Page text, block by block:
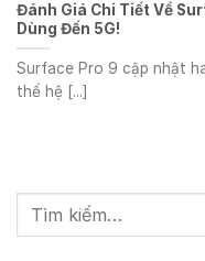
Đánh Giá Chi Tiết Về
Dùng Đến 5G!
Surface Pro 9 cập nhật
thế hệ [...]